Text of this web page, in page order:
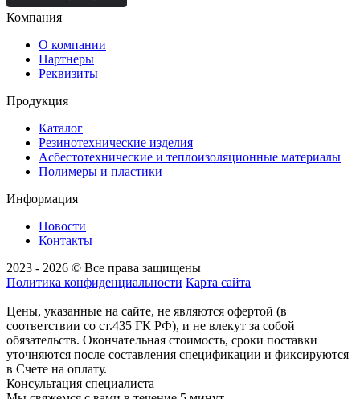
Компания
О компании
Партнеры
Реквизиты
Продукция
Каталог
Резинотехнические изделия
Асбестотехнические и теплоизоляционные материалы
Полимеры и пластики
Информация
Новости
Контакты
2023 - 2026 © Все права защищены
Политика конфиденциальности Карта сайта
Цены, указанные на сайте, не являются офертой (в
соответствии со ст.435 ГК РФ), и не влекут за собой
обязательств. Окончательная стоимость, сроки поставки
уточняются после составления спецификации и фиксируются
в Счете на оплату.
Консультация специалиста